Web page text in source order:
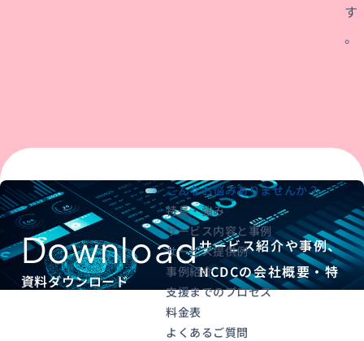
す
。
Download
資料ダウンロード
サービス紹介や事例、
NCDCの会社概要・特
徴がわかる資料を配布
しています。
こんなお悩みありませんか？
特長・強み
サービス内容と事例
サービス提供例
事例紹介
支援までのプロセス
料金表
よくあるご質問